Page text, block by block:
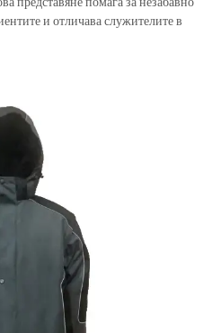
и отличава служителите в